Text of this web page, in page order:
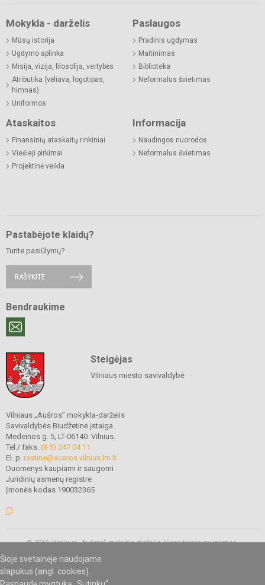
Šioje svetainėje naudojame
slapukus (angl. cookies).
Mokykla - darželis
Mūsų istorija
Ugdymo aplinka
Misija, vizija, filosofija, vertybės
Atributika (vėliava, logotipas,
himnas)
Uniformos
Paslaugos
Pradinis ugdymas
Maitinimas
Biblioteka
Neformalus švietimas
Ataskaitos
Finansinių ataskaitų rinkiniai
Viešieji pirkimai
Projektinė veikla
Informacija
Naudingos nuorodos
Neformalus švietimas
Pastabėjote klaidų?
Turite pasiūlymų?
RAŠYKITE
Bendraukime
Steigėjas
Vilniaus miesto savivaldybė
Vilniaus „Aušros” mokykla-darželis
Savivaldybės Biudžetinė įstaiga.
Medeinos g. 5, LT-06140 Vilnius.
Tel./ faks. (8 5) 247 04 11
El. p. rastine@ausros.vilnius.lm.lt
Duomenys kaupiami ir saugomi
Juridinių asmenų registre
Įmonės kodas 190032365
© 2019. Vilniaus „Aušros” mokykla-darželis. Visos teisės saugomos.